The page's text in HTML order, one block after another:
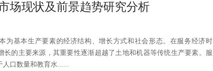
场现状及前景趋势研究分析
为基本生产要素的经济结构、增长方式和社会形态。在服务经济时
长的主要来源，其重要性逐渐超越了土地和机器等传统生产要素。服
人口数量和教育水......